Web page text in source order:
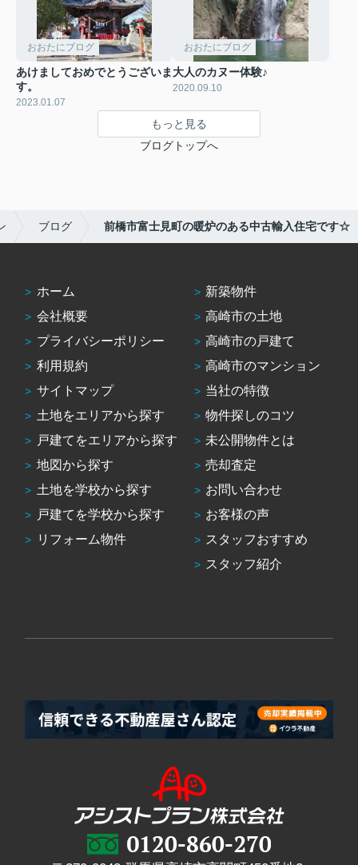
おおたにブログ
あけましておめでとうございま
す。
2023.01.07
おおたにブログ
大人のカヌー体験♪
2020.09.10
もっと見る
ブログトップへ
ブログ 前橋市富士見町の暖炉のある中古輸入住宅です☆
ホーム
会社概要
プライバシーポリシー
利用規約
サイトマップ
土地をエリアから探す
戸建てをエリアから探す
地図から探す
土地を学校から探す
戸建てを学校から探す
リフォーム物件
新築物件
高崎市の土地
高崎市の戸建て
高崎市のマンション
当社の特徴
物件探しのコツ
未公開物件とは
売却査定
お問い合わせ
お客様の声
スタッフおすすめ
スタッフ紹介